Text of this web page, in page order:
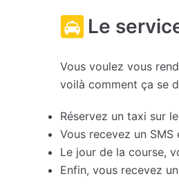
Le
Vous voulez vous
voilà comment ça se
Réservez un taxi sur
Vous recevez un
Le jour de la course,
Enfin, vous recevez